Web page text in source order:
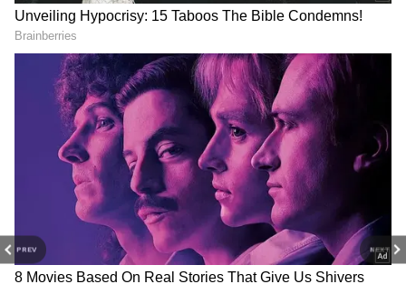
PREV NEXT
போட்டியில் ராஜஸ்தான் ராயல்ஸ் மற்றும் ராயல் சேலஞ்சர்ஸ்
பெங்களூரு அணிகள் மோதுகின்றன. இந்தப் போட்டி 22 ஆம் தேதி
அகமதாபாத்தில் நடைபெறுகிறது.